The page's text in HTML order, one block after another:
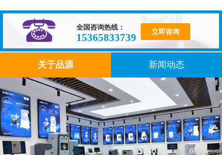
全国咨询热线：
15365833739 立即咨询
关于品源 新闻动态